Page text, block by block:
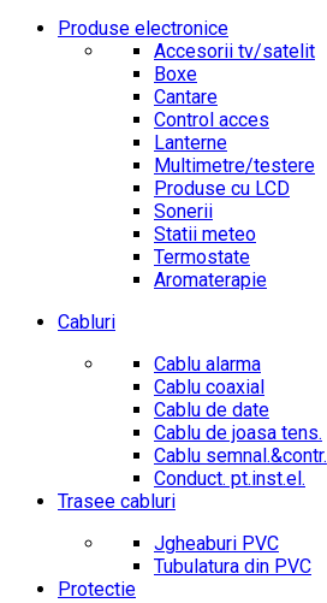
Produse electronice
Accesorii tv/satelit
Boxe
Cantare
Control acces
Lanterne
Multimetre/testere
Produse cu LCD
Sonerii
Statii meteo
Termostate
Aromaterapie
Cabluri
Cablu alarma
Cablu coaxial
Cablu de date
Cablu de joasa tens.
Cablu semnal.&contr.
Conduct. pt.inst.el.
Trasee cabluri
Jgheaburi PVC
Tubulatura din PVC
Protectie